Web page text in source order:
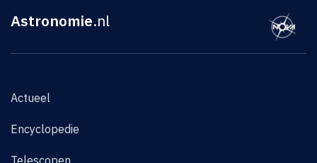
Astronomie.nl
Actueel
Encyclopedie
Telescopen